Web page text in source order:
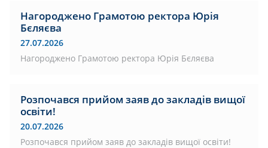
Нагороджено Грамотою ректора Юрія
Бєляєва
27.07.2026
Нагороджено Грамотою ректора Юрія Бєляєва
Розпочався прийом заяв до закладів вищої
освіти!
20.07.2026
Розпочався прийом заяв до закладів вищої освіти!